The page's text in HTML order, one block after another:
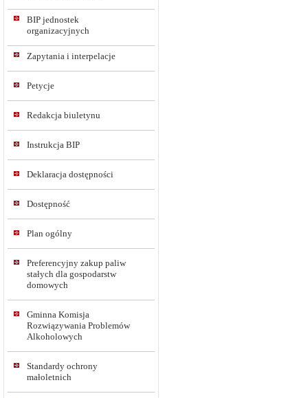
BIP jednostek
organizacyjnych
Zapytania i interpelacje
Petycje
Redakcja biuletynu
Instrukcja BIP
Deklaracja dostępności
Dostępność
Plan ogólny
Preferencyjny zakup paliw
stałych dla gospodarstw
domowych
Gminna Komisja
Rozwiązywania Problemów
Alkoholowych
Standardy ochrony
małoletnich